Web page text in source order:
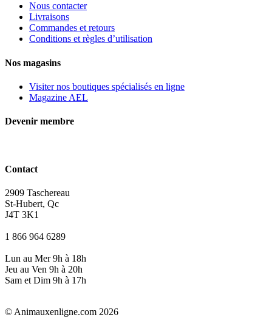
Nous contacter
Livraisons
Commandes et retours
Conditions et règles d’utilisation
Nos magasins
Visiter nos boutiques spécialisés en ligne
Magazine AEL
Devenir membre
Contact
2909 Taschereau
St-Hubert, Qc
J4T 3K1
1 866 964 6289
Lun au Mer 9h à 18h
Jeu au Ven 9h à 20h
Sam et Dim 9h à 17h
© Animauxenligne.com 2026